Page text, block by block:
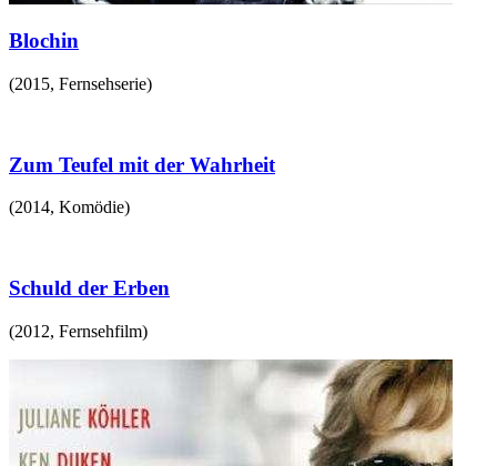
Blochin
(2015, Fernsehserie)
Zum Teufel mit der Wahrheit
(2014, Komödie)
Schuld der Erben
(2012, Fernsehfilm)